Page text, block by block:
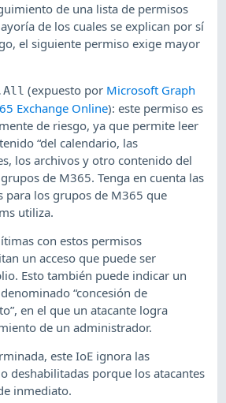
de una lista de permisos
de los cuales se explican por sí
el siguiente permiso exige mayor
(expuesto por Microsoft Graph
Exchange Online): este permiso es
de riesgo, ya que permite leer
“del calendario, las
los archivos y otro contenido del
de M365. Tenga en cuenta las
para los grupos de M365 que
utiliza.
con estos permisos
un acceso que puede ser
Esto también puede indicar un
“concesión de
en el que un atacante logra
de un administrador.
este IoE ignora las
deshabilitadas porque los atacantes
inmediato.